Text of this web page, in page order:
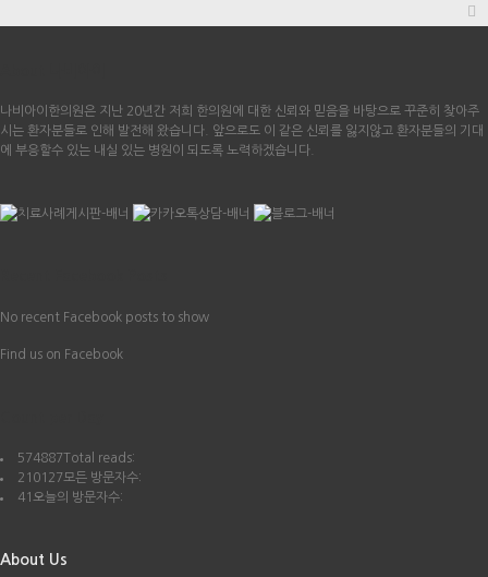
나비아이한의원은 지난 20년간 저희 한의원에 대한 신뢰와 믿음을 바탕으로 꾸준히 찾아주
시는 환자분들로 인해 발전해 왔습니다. 앞으로도 이 같은 신뢰를 잃지않고 환자분들의 기대
에 부응할수 있는 내실 있는 병원이 되도록 노력하겠습니다.
No recent Facebook posts to show
Find us on Facebook
574887Total reads:
210127모든 방문자수:
41 오늘의 방문자수:
About Us